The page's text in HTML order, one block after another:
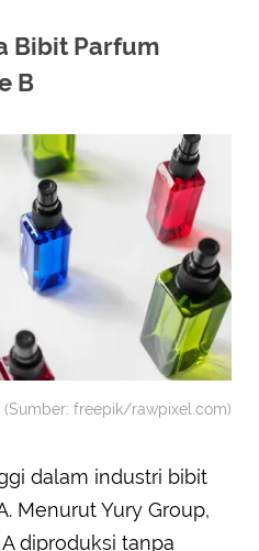
Bibit Parfum
B
freepik/rawpixel.com)
dalam industri bibit
Menurut Yury Group,
diproduksi tanpa